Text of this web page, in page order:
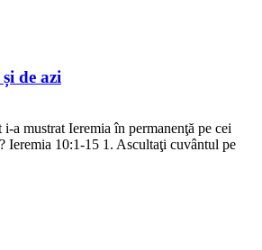
de azi
i-a mustrat Ieremia în permanenţă pe cei
Ieremia 10:1-15 1. Ascultaţi cuvântul pe